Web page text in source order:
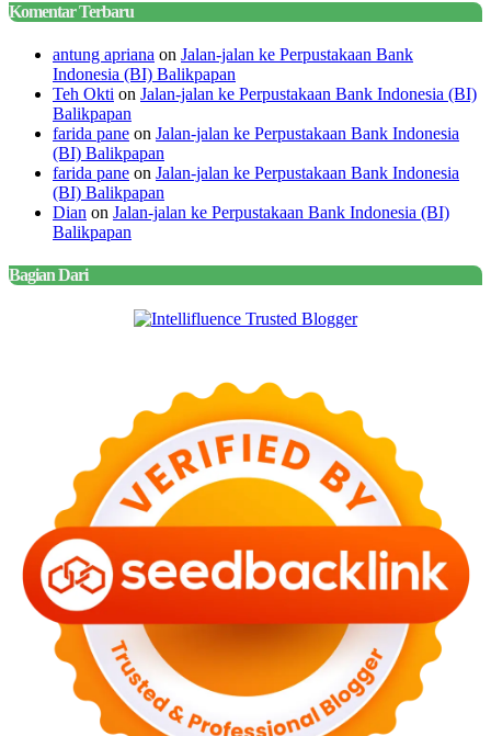
Komentar Terbaru
antung apriana on Jalan-jalan ke Perpustakaan Bank
Indonesia (BI) Balikpapan
Teh Okti on Jalan-jalan ke Perpustakaan Bank Indonesia (BI)
Balikpapan
farida pane on Jalan-jalan ke Perpustakaan Bank Indonesia
(BI) Balikpapan
farida pane on Jalan-jalan ke Perpustakaan Bank Indonesia
(BI) Balikpapan
Dian on Jalan-jalan ke Perpustakaan Bank Indonesia (BI)
Balikpapan
Bagian Dari